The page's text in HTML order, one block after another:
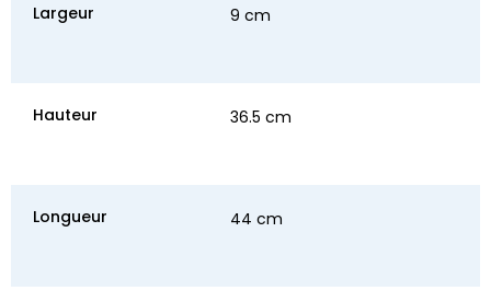
Largeur 9 cm
Hauteur 36.5 cm
Longueur 44 cm